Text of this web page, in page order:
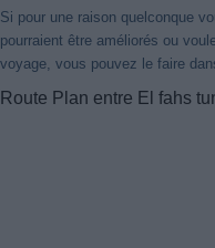
Si pour une raison quelconque
pourraient être améliorés ou
voyage, vous pouvez le faire
Route Plan entre El fahs